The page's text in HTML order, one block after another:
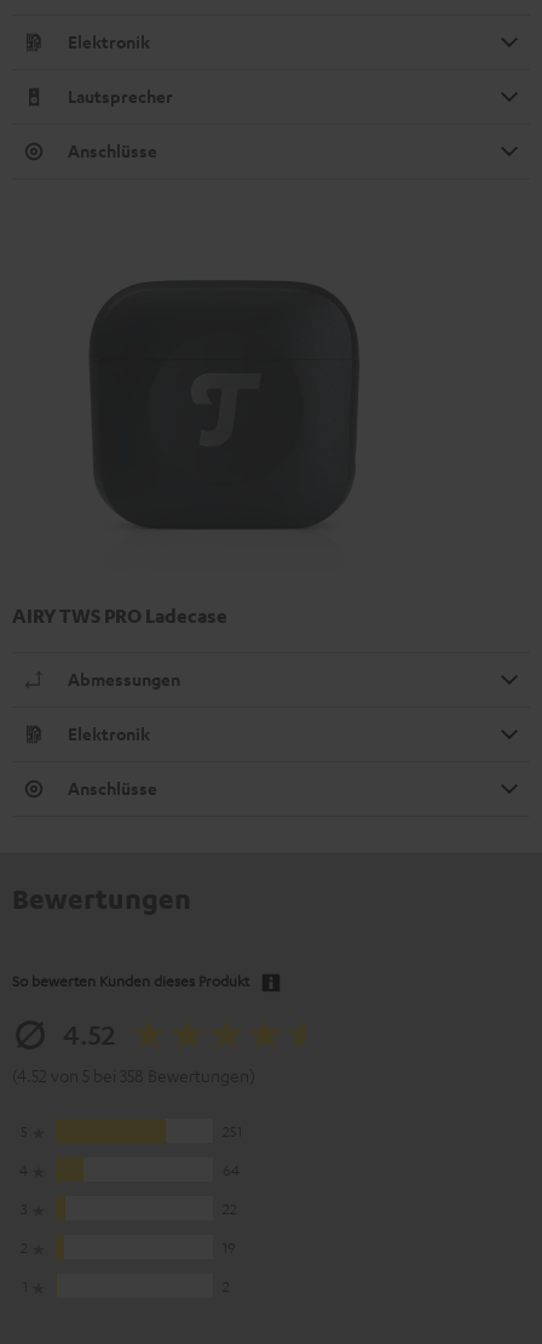
Elektronik
Lautsprecher
Anschlüsse
AIRY TWS PRO Ladecase
Abmessungen
Elektronik
Anschlüsse
So bewerten Kunden dieses Produkt